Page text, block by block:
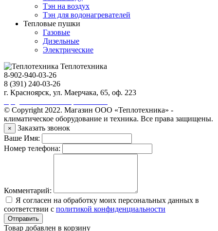
Тэн на воздух
Тэн для водонагревателей
Тепловые пушки
Газовые
Дизельные
Электрические
Теплотехника
8-902-940-03-26
8 (391) 240-03-26
г. Красноярск, ул. Маерчака, 65, оф. 223
© Copyright 2022. Магазин ООО «Теплотехника» -
климатическое оборудование и техника. Все права защищены.
×
Заказать звонок
Ваше Имя:
Номер телефона:
Комментарий:
Я согласен на обработку моих персональных данных в
соответствии с политикой конфиденциальности
Отправить
Товар добавлен в корзину